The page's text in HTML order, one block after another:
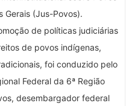
Gerais (Jus-Povos).
de políticas judiciárias
de povos indígenas,
foi conduzido pelo
Federal da 6ª Região
desembargador federal